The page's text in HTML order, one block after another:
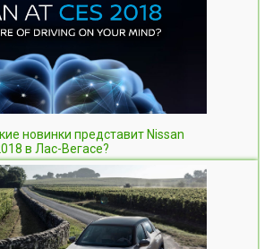
новинки представит Nissan
в Лас-Вегасе?